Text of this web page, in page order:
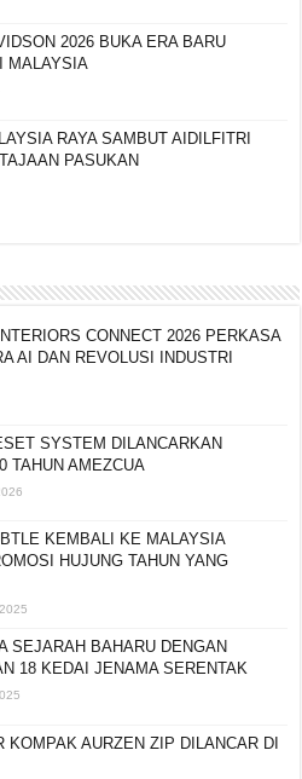
2026 BUKA ERA BARU
MALAYSIA
RAYA SAMBUT AIDILFITRI
PASUKAN
CONNECT 2026 PERKASA
AI DAN REVOLUSI INDUSTRI
SYSTEM DILANCARKAN
TAHUN AMEZCUA
KEMBALI KE MALAYSIA
HUJUNG TAHUN YANG
SEJARAH BAHARU DENGAN
18 KEDAI JENAMA SERENTAK
KOMPAK AURZEN ZIP DILANCAR DI